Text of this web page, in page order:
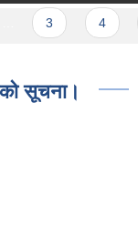
सूचना।